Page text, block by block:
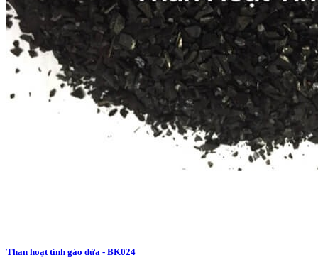
Than hoạt tính gáo dừa - BK024